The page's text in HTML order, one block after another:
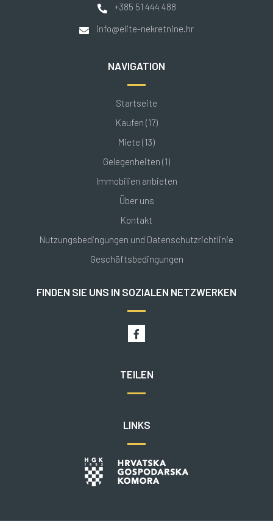
+385 51 444 488
info@elite-nekretnine.hr
NAVIGATION
Startseite
Kaufen (17)
Miete (13)
Gelegenheiten (1)
Immobilien anbieten
Über uns
Kontakt
Nutzungsbedingungen und Datenschutzrichtlinie
Geschäftsbedingungen
FINDEN SIE UNS IN SOZIALEN NETZWERKEN
TEILEN
LINKS